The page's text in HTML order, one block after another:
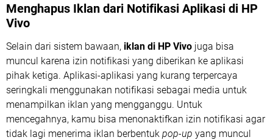
Menghapus Iklan dari Notifikasi Aplikasi di HP
Vivo
Selain dari sistem bawaan, iklan di HP Vivo juga bisa
muncul karena izin notifikasi yang diberikan ke aplikasi
pihak ketiga. Aplikasi-aplikasi yang kurang terpercaya
seringkali menggunakan notifikasi sebagai media untuk
menampilkan iklan yang mengganggu. Untuk
mencegahnya, kamu bisa menonaktifkan izin notifikasi agar
tidak lagi menerima iklan berbentuk pop-up yang muncul